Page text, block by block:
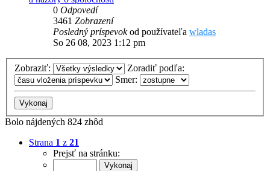
0 Odpovedí
3461 Zobrazení
Posledný príspevokod používateľa wladas
So 26 08, 2023 1:12 pm
Zobraziť:
Zoradiť podľa:
Smer:
Bolo nájdených 824 zhôd
Strana 1 z 21
Prejsť na stránku: